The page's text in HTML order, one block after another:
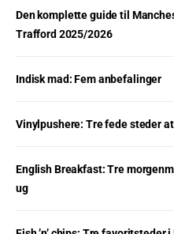
Den komplette guide til
Trafford 2025/2026
Indisk mad: Fem anbefalinger
Vinylpushere: Tre fede steder at
English Breakfast: Tre
ug